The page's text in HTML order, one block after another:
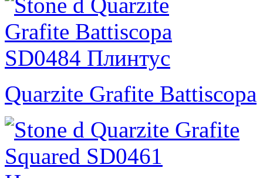
Quarzite Grafite Battiscopa